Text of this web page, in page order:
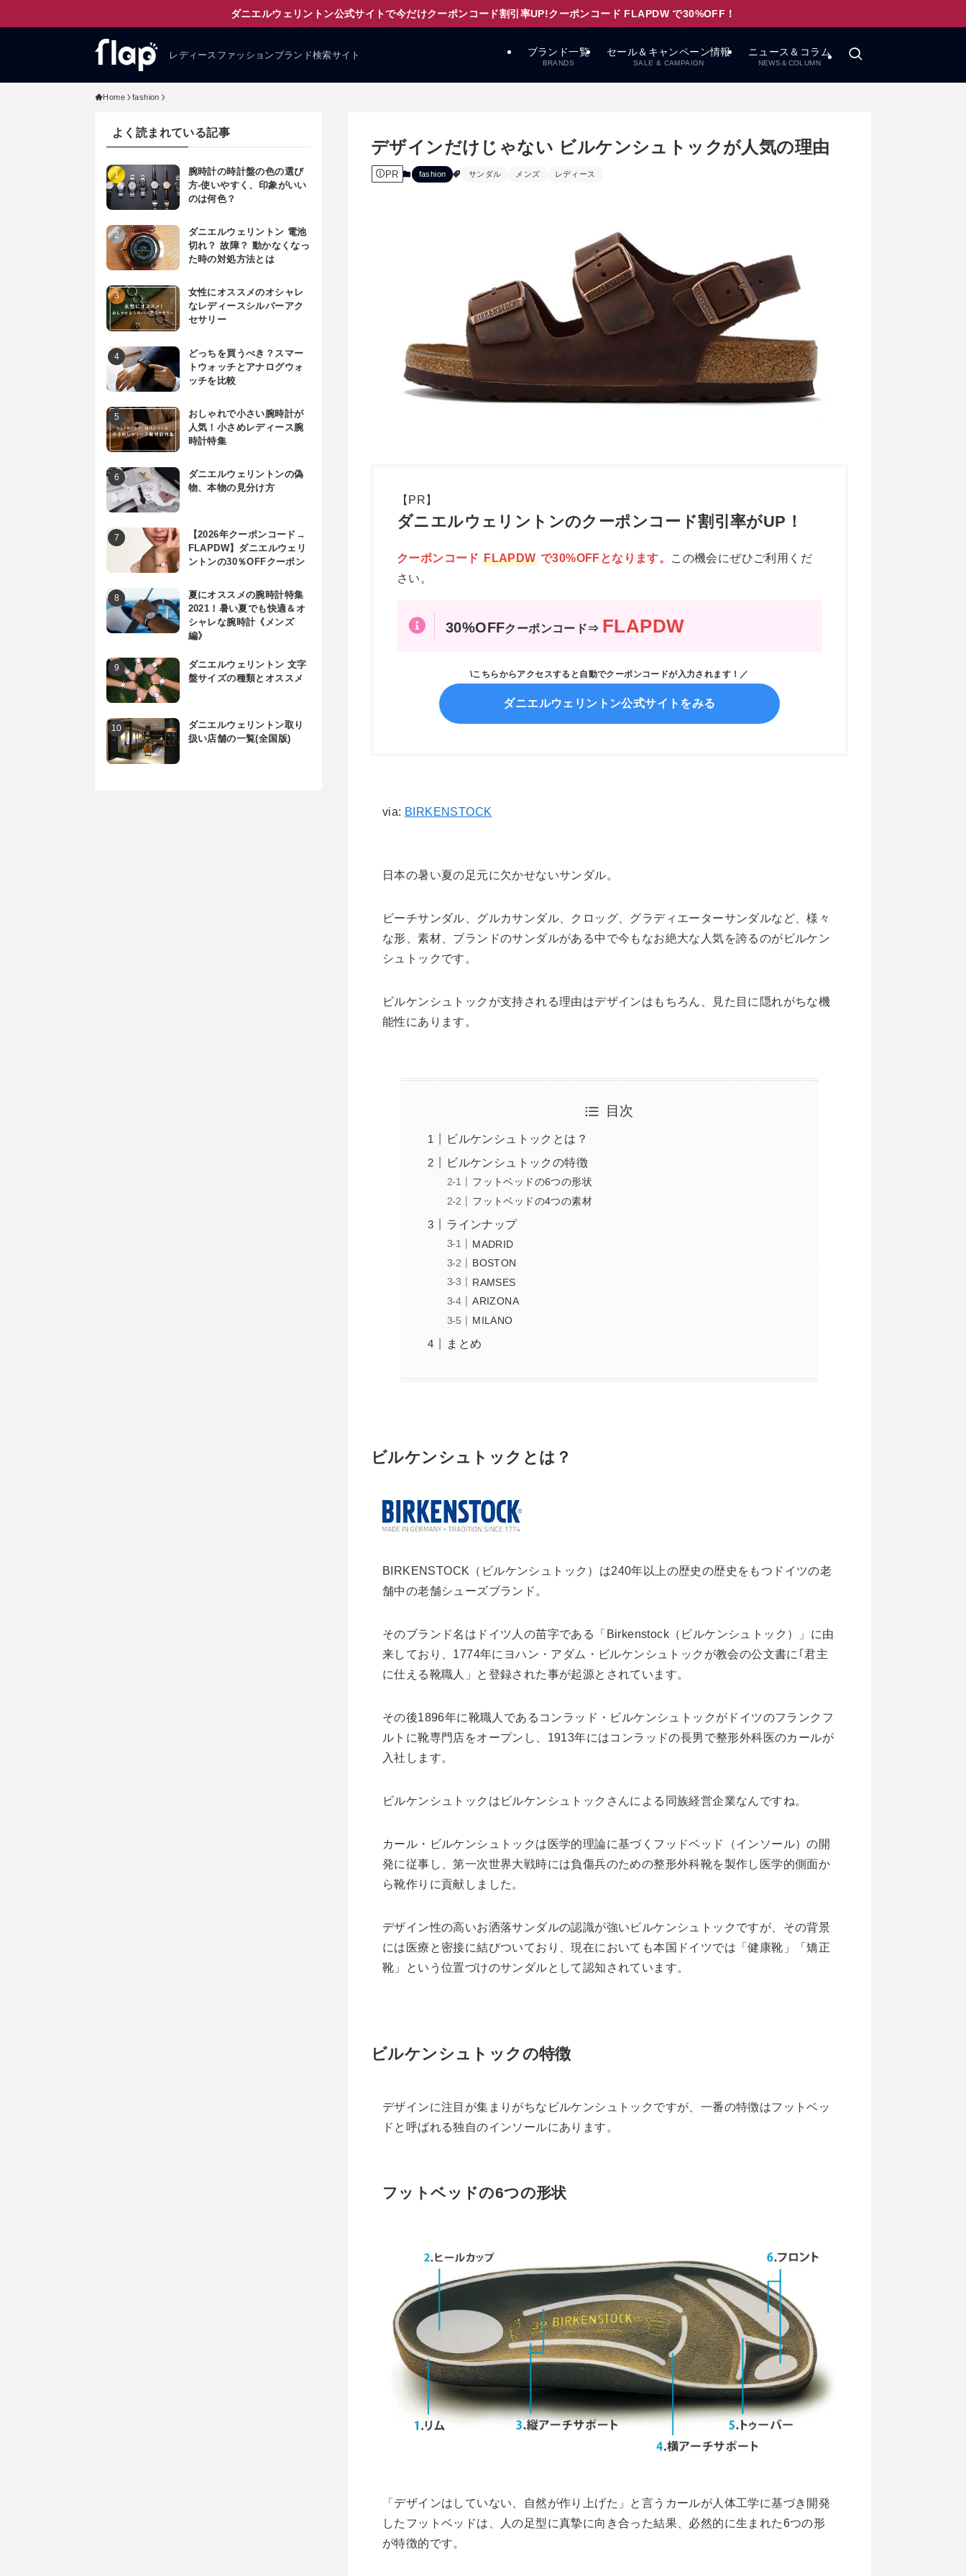
ダニエルウェリントン公式サイトで今だけクーポンコード割引率UP!クーポンコード FLAPDW で30%OFF！
レディースファッションブランド検索サイト ブランド一覧
BRANDS
セール＆キャンペーン情報
SALE & CAMPAIGN
ニュース＆コラム
NEWS＆COLUMN
Home fashion
デザインだけじゃない ビルケンシュトックが人気の理由
PR fashion サンダル メンズ レディース
【PR】
ダニエルウェリントンのクーポンコード割引率がUP！
クーポンコードFLAPDWで30%OFFとなります。
この機会にぜひご利用くだ
さい。
30%OFFクーポンコード⇒ FLAPDW
\こちらからアクセスすると自動でクーポンコードが入力されます！／
ダニエルウェリントン公式サイトをみる
via: BIRKENSTOCK
日本の暑い夏の足元に欠かせないサンダル。
ビーチサンダル、グルカサンダル、クロッグ、グラディエーターサンダルなど、様々
な形、素材、ブランドのサンダルがある中で今もなお絶大な人気を誇るのがビルケン
シュトックです。
ビルケンシュトックが支持される理由はデザインはもちろん、見た目に隠れがちな機
能性にあります。
目次
ビルケンシュトックとは？
ビルケンシュトックの特徴
フットベッドの6つの形状
フットベッドの4つの素材
ラインナップ
MADRID
BOSTON
RAMSES
ARIZONA
MILANO
まとめ
ビルケンシュトックとは？
B​I​R​K​E​N​S​T​O​CK（ビルケンシュトック）は240年以上の歴史の歴史をもつドイツの老
舗中の老舗シューズブランド。
そのブランド名はドイツ人の苗字である「Birkenstock（ビルケンシュトック）」に由
来しており、1774年にヨハン・アダム・ビルケンシュトックが教会の公文書に｢君主
に仕える靴職人」と登録された事が起源とされています。
その後1896年に靴職人であるコンラッド・ビルケンシュトックがドイツのフランクフ
ルトに靴専門店をオープンし、1913年にはコンラッドの長男で整形外科医のカールが
入社します。
ビルケンシュトックはビルケンシュトックさんによる同族経営企業なんですね。
カール・ビルケンシュトックは医学的理論に基づくフッドベッド（インソール）の開
発に従事し、第一次世界大戦時には負傷兵のための整形外科靴を製作し医学的側面か
ら靴作りに貢献しました。
デザイン性の高いお洒落サンダルの認識が強いビルケンシュトックですが、その背景
には医療と密接に結びついており、現在においても本国ドイツでは「健康靴」「矯正
靴」という位置づけのサンダルとして認知されています。
ビルケンシュトックの特徴
デザインに注目が集まりがちなビルケンシュトックですが、一番の特徴はフットベッ
ドと呼ばれる独自のインソールにあります。
フットベッドの6つの形状
「デザインはしていない、自然が作り上げた」と言うカールが人体工学に基づき開発
したフットベッドは、人の足型に真摯に向き合った結果、必然的に生まれた6つの形
が特徴的です。
よく読まれている記事
腕時計の時計盤の色の選び
方-使いやすく、印象がいい
のは何色？
ダニエルウェリントン 電池
切れ？ 故障？ 動かなくなっ
た時の対処方法とは
女性にオススメのオシャレ
なレディースシルバーアク
セサリー
どっちを買うべき？スマー
トウォッチとアナログウォ
ッチを比較
おしゃれで小さい腕時計が
人気！小さめレディース腕
時計特集
ダニエルウェリントンの偽
物、本物の見分け方
【2026年クーポンコード→
FLAPDW】ダニエルウェリ
ントンの30％OFFクーポン
夏にオススメの腕時計特集
2021！暑い夏でも快適＆オ
シャレな腕時計《メンズ
編》
ダニエルウェリントン 文字
盤サイズの種類とオススメ
ダニエルウェリントン取り
扱い店舗の一覧(全国版)